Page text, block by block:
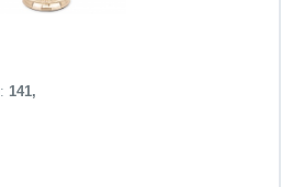
141,